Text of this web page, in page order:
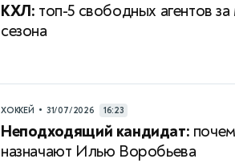
КХЛ: топ-5 свободных агентов
сезона
ХОККЕЙ • 31/07/2026 16:23
Неподходящий кандидат:
назначают Илью Воробьева